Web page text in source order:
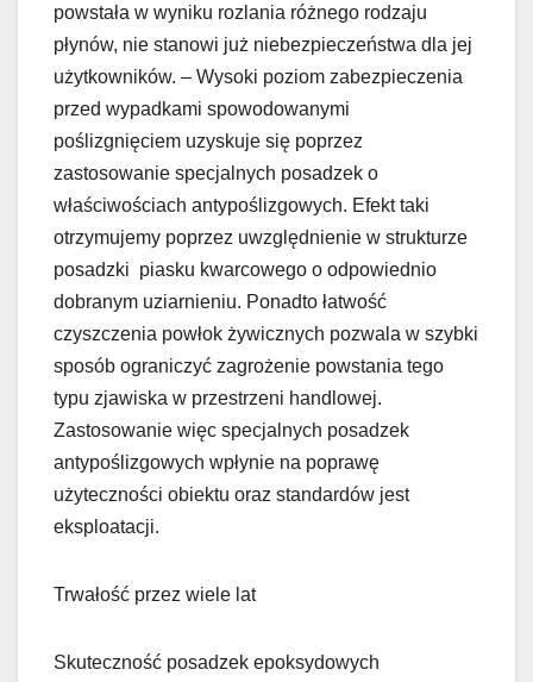
powstała w wyniku rozlania różnego rodzaju
płynów, nie stanowi już niebezpieczeństwa dla jej
użytkowników. – Wysoki poziom zabezpieczenia
przed wypadkami spowodowanymi
poślizgnięciem uzyskuje się poprzez
zastosowanie specjalnych posadzek o
właściwościach antypoślizgowych. Efekt taki
otrzymujemy poprzez uwzględnienie w strukturze
posadzki piasku kwarcowego o odpowiednio
dobranym uziarnieniu. Ponadto łatwość
czyszczenia powłok żywicznych pozwala w szybki
sposób ograniczyć zagrożenie powstania tego
typu zjawiska w przestrzeni handlowej.
Zastosowanie więc specjalnych posadzek
antypoślizgowych wpłynie na poprawę
użyteczności obiektu oraz standardów jest
eksploatacji.
Trwałość przez wiele lat
Skuteczność posadzek epoksydowych